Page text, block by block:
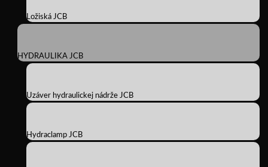
Ložiská JCB
HYDRAULIKA JCB
Uzáver hydraulickej nádrže JCB
Hydraclamp JCB